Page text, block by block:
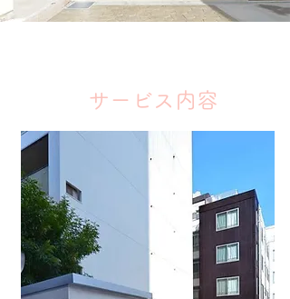
サービス内容